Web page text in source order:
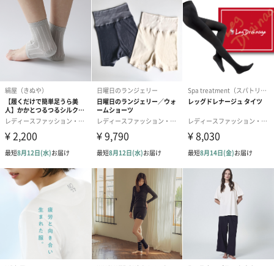
メッセージカード（通常・写真・グリーティング）
誕生日や結婚祝い・出産祝いなど、様々なシーンのメッセージカ
ードを同梱します。
メッセージカードや封筒のデザインは一部変更する場合がありま
す。
写真付きメッセージカ
ード（680円）
写真付きメッセージカ
ード（Thank you）ピ
ンク（680円）
【誕生日】
Birthday ホワ
刷なし）（
生花